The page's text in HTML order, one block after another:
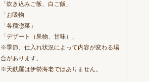
「炊き込みご飯、白ご飯」
「お吸物
「各種惣菜」
「デザート（果物、甘味）」
※季節、仕入れ状況によって内容が変わる場
合があります。
※天麩羅は伊勢海老ではありません。